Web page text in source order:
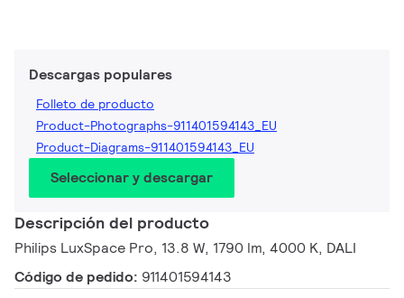
Descargas populares
Folleto de producto
Product-Photographs-911401594143_EU
Product-Diagrams-911401594143_EU
Seleccionar y descargar
Descripción del producto
Philips LuxSpace Pro, 13.8 W, 1790 lm, 4000 K, DALI
Código de pedido: 911401594143